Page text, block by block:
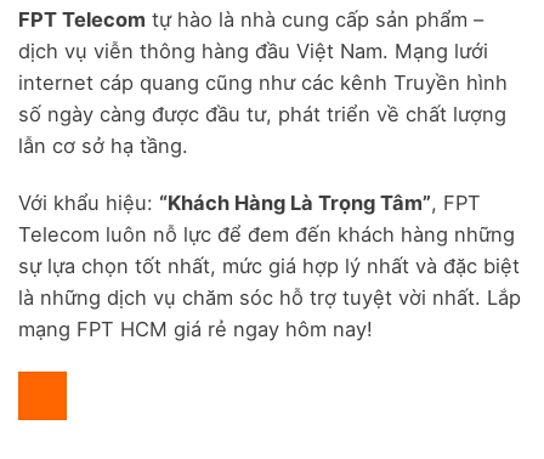
FPT Telecom tự hào là nhà cung cấp sản phẩm –
dịch vụ viễn thông hàng đầu Việt Nam. Mạng lưới
internet cáp quang cũng như các kênh Truyền hình
số ngày càng được đầu tư, phát triển về chất lượng
lẫn cơ sở hạ tầng.
Với khẩu hiệu: “Khách Hàng Là Trọng Tâm”, FPT
Telecom luôn nỗ lực để đem đến khách hàng những
sự lựa chọn tốt nhất, mức giá hợp lý nhất và đặc biệt
là những dịch vụ chăm sóc hỗ trợ tuyệt vời nhất. Lắp
mạng FPT HCM giá rẻ ngay hôm nay!